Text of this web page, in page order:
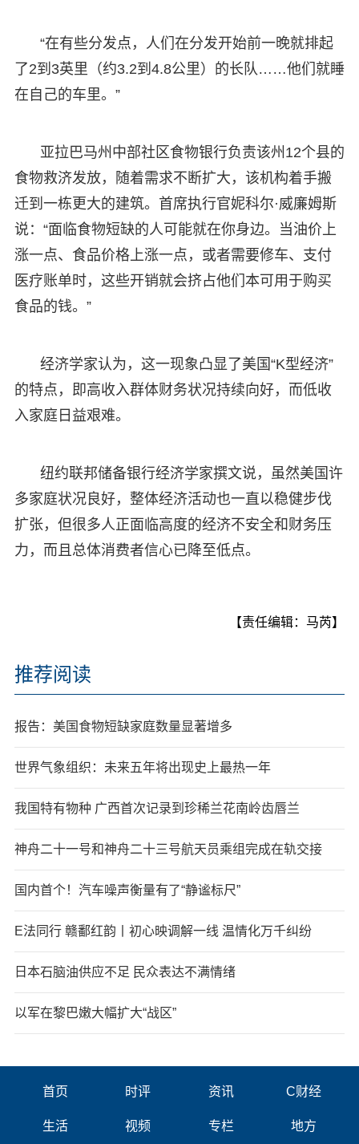
“在有些分发点，人们在分发开始前一晚就排起
了2到3英里（约3.2到4.8公里）的长队……他们就睡
在自己的车里。”
亚拉巴马州中部社区食物银行负责该州12个县的
食物救济发放，随着需求不断扩大，该机构着手搬
迁到一栋更大的建筑。首席执行官妮科尔·威廉姆斯
说：“面临食物短缺的人可能就在你身边。当油价上
涨一点、食品价格上涨一点，或者需要修车、支付
医疗账单时，这些开销就会挤占他们本可用于购买
食品的钱。”
经济学家认为，这一现象凸显了美国“K型经济”
的特点，即高收入群体财务状况持续向好，而低收
入家庭日益艰难。
纽约联邦储备银行经济学家撰文说，虽然美国许
多家庭状况良好，整体经济活动也一直以稳健步伐
扩张，但很多人正面临高度的经济不安全和财务压
力，而且总体消费者信心已降至低点。
【责任编辑：马芮】
推荐阅读
报告：美国食物短缺家庭数量显著增多
世界气象组织：未来五年将出现史上最热一年
我国特有物种 广西首次记录到珍稀兰花南岭齿唇兰
神舟二十一号和神舟二十三号航天员乘组完成在轨交接
国内首个！汽车噪声衡量有了“静谧标尺”
E法同行 赣鄱红韵丨初心映调解一线 温情化万千纠纷
日本石脑油供应不足 民众表达不满情绪
以军在黎巴嫩大幅扩大“战区”
首页 时评 资讯 C财经
生活 视频 专栏 地方